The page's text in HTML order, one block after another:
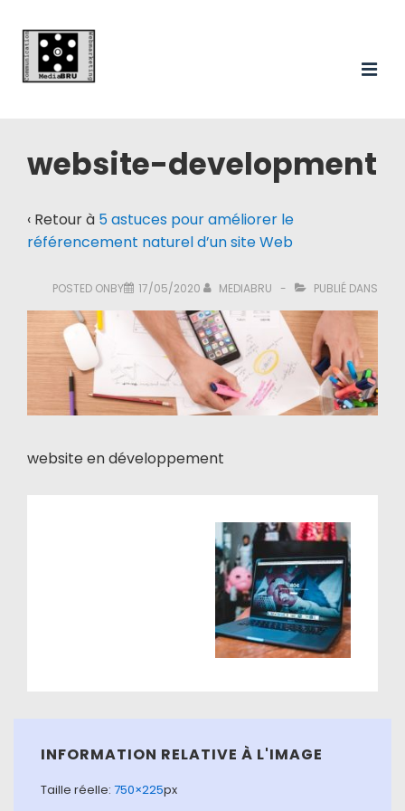
passer
contenu
Navigation
website-development
‹ Retour à 5 astuces pour améliorer le
référencement naturel d’un site Web
POSTED ONBY 17/05/2020 MEDIABRU PUBLIÉ DANS
website en développement
INFORMATION RELATIVE À L'IMAGE
Taille réelle: 750×225px